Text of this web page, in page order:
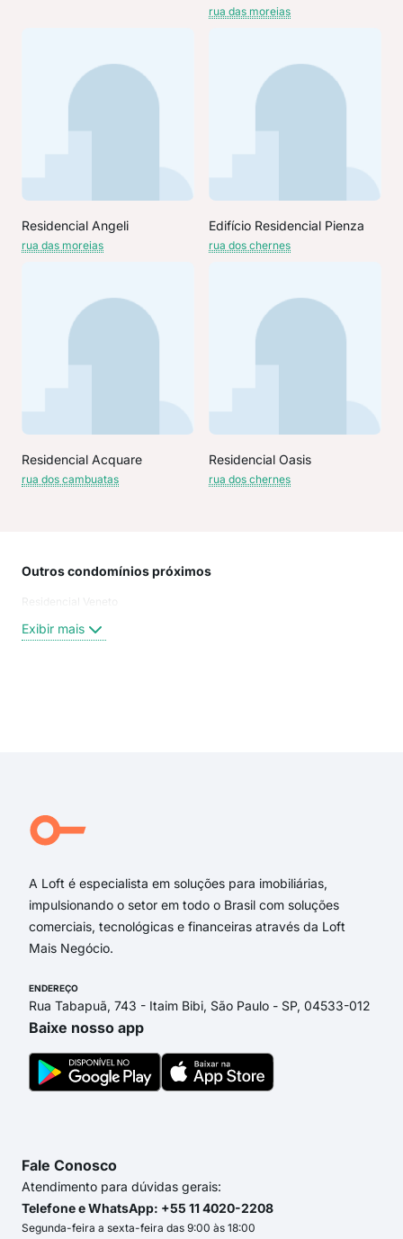
rua das moreias
Residencial Angeli
rua das moreias
Edifício Residencial Pienza
rua dos chernes
Residencial Acquare
rua dos cambuatas
Residencial Oasis
rua dos chernes
Outros condomínios próximos
Residencial Veneto
Exibir mais
A Loft é especialista em soluções para imobiliárias,
impulsionando o setor em todo o Brasil com soluções
comerciais, tecnológicas e financeiras através da Loft
Mais Negócio.
ENDEREÇO
Rua Tabapuã, 743 - Itaim Bibi, São Paulo - SP, 04533-012
Baixe nosso app
Fale Conosco
Atendimento para dúvidas gerais:
Telefone e WhatsApp: +55 11 4020-2208
Segunda-feira a sexta-feira das 9:00 às 18:00